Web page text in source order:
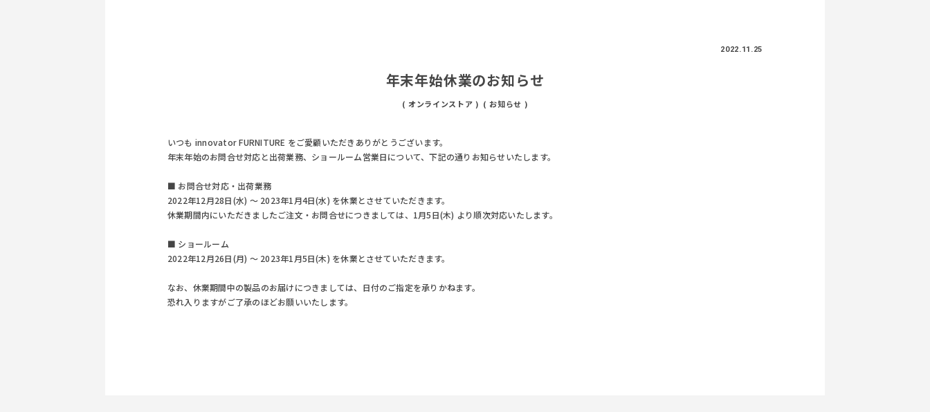
2022.11.25
年末年始休業のお知らせ
オンラインストア お知らせ
いつも innovator FURNITURE をご愛顧いただきありがとうございます。
年末年始のお問合せ対応と出荷業務、ショールーム営業日について、下記の通りお知らせいたします。
■ お問合せ対応・出荷業務
2022年12月28日(水) ～ 2023年1月4日(水) を休業とさせていただきます。
休業期間内にいただきましたご注文・お問合せにつきましては、1月5日(木) より順次対応いたします。
■ ショールーム
2022年12月26日(月) ～ 2023年1月5日(木) を休業とさせていただきます。
なお、休業期間中の製品のお届けにつきましては、日付のご指定を承りかねます。
恐れ入りますがご了承のほどお願いいたします。